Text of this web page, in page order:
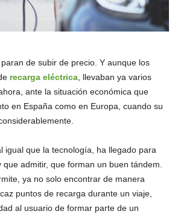
de subir de precio. Y aunque los
recarga eléctrica , llevaban ya varios
ante la situación económica que
en España como en Europa, cuando su
igual que la tecnología, ha llegado para
admitir, que forman un buen tándem.
ya no solo encontrar de manera
puntos de recarga durante un viaje,
al usuario de formar parte de un